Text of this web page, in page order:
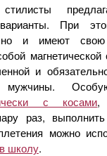
При
и имеют
магнетической
и
с косами,
раз,
можно
школу.